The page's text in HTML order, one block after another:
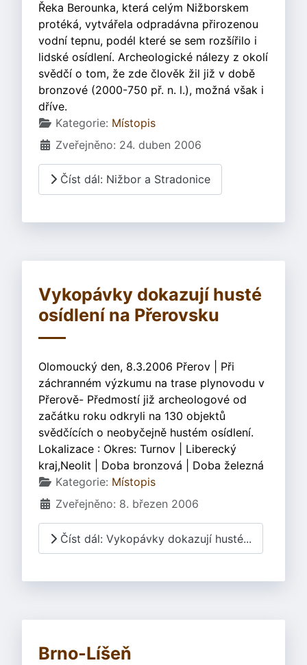
Řeka Berounka, která celým Nižborskem
protéká, vytvářela odpradávna přirozenou
vodní tepnu, podél které se sem rozšířilo i
lidské osídlení. Archeologické nálezy z okolí
svědčí o tom, že zde člověk žil již v době
bronzové (2000-750 př. n. l.), možná však i
dříve.
Základní údaje
Kategorie: Místopis
Zveřejněno: 24. duben 2006
Číst dál: Nižbor a Stradonice
Vykopávky dokazují husté
osídlení na Přerovsku
Olomoucký den, 8.3.2006 Přerov | Při
záchranném výzkumu na trase plynovodu v
Přerově- Předmostí již archeologové od
začátku roku odkryli na 130 objektů
svědčících o neobyčejně hustém osídlení.
Lokalizace : Okres: Turnov | Liberecký
kraj,Neolit | Doba bronzová | Doba železná
Základní údaje
Kategorie: Místopis
Zveřejněno: 8. březen 2006
Číst dál: Vykopávky dokazují husté...
Brno-Líšeň